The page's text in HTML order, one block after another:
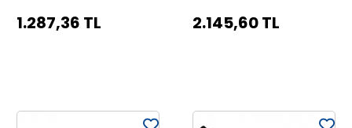
1.287,36 TL 2.145,60 TL